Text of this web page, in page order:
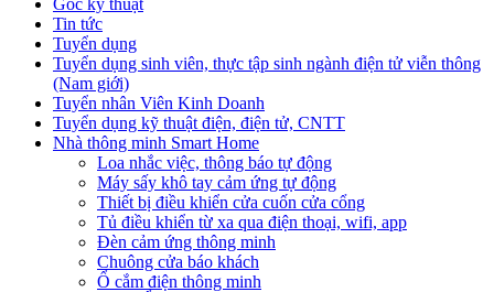
Tin tức
Tuyển dụng
Tuyển dụng sinh viên, thực tập sinh ngành điện tử viễn thông
(Nam giới)
Tuyển nhân Viên Kinh Doanh
Tuyển dụng kỹ thuật điện, điện tử, CNTT
Nhà thông minh Smart Home
Loa nhắc việc, thông báo tự động
Máy sấy khô tay cảm ứng tự động
Thiết bị điều khiển cửa cuốn cửa cổng
Tủ điều khiển từ xa qua điện thoại, wifi, app
Đèn cảm ứng thông minh
Chuông cửa báo khách
Ổ cắm điện thông minh